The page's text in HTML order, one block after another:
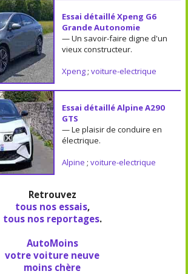
Essai détaillé Xpeng G6
Grande Autonomie
— Un savoir-faire digne d'un
vieux constructeur.
Xpeng; voiture-electrique
Essai détaillé Alpine A290
GTS
— Le plaisir de conduire en
électrique.
Alpine ; voiture-electrique
Retrouvez
tous nos essais,
tous nos reportages.
AutoMoins
votre voiture neuve
moins chère